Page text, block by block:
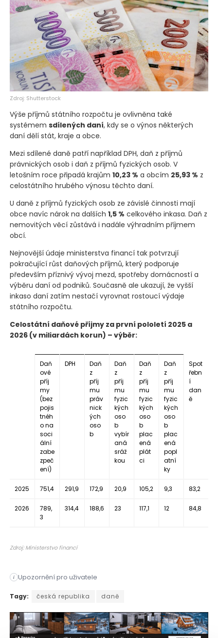
Zdroj: Shutterstock
Výše příjmů státního rozpočtu je ovlivněna také
systémem sdílených daní, kdy se o výnos některých
daní dělí stát, kraje a obce.
Mezi sdílené daně patří například DPH, daň z příjmů
právnických osob i daň z příjmů fyzických osob. V
letošním roce připadá krajům 10,23 % a obcím 25,93 % z
celostátního hrubého výnosu těchto daní.
U daně z příjmů fyzických osob ze závislé činnosti mají
obce navíc nárok na dalších 1,5 % celkového inkasa. Daň z
nemovitých věcí zůstává i nadále výhradním příjmem
obcí.
Nejnovější údaje ministerstva financí tak potvrzují
pokračující růst daňových příjmů, který podporuje
především příznivý vývoj mezd, spotřeby domácností a
výběru daní od podniků. Současně ale ukazují, že vyšší
inkaso daní zatím nestačí vyrovnat rostoucí výdaje
státního rozpočtu.
Celostátní daňové příjmy za první pololetí 2025 a
2026 (v miliardách korun) – výběr:
Daň
ové
příj
my
(bez
pojis
tnéh
o na
soci
ální
zabe
zpeč
ení)
DPH
Daň
z
příj
mu
práv
nick
ých
oso
b
Daň
z
příj
mu
fyzic
kých
oso
b
vybír
aná
sráž
kou
Daň
z
příj
mu
fyzic
kých
oso
b
plac
ená
plát
ci
Daň
z
příj
mu
fyzic
kých
oso
b
plac
ená
popl
atní
ky
Spot
řebn
í
dan
ě
2025 751,4 291,9 172,9 20,9 105,2 9,3 83,2
2026
789,
3
314,4 188,6 23 117,1 12 84,8
Zdroj: Ministerstvo financí
i Upozornění pro uživatele
Výběr daní v České republice pokračoval během prvního
Tagy: česká republika daně